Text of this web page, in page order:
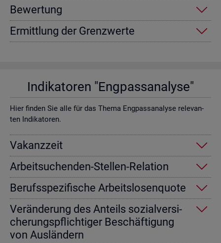
Be­wer­tung
Er­mitt­lung der Grenz­wer­te
In­di­ka­to­ren "Eng­pass­ana­ly­se"
Hier fin­den Sie alle für das Thema Eng­pass­ana­ly­se re­le­van­
ten In­di­ka­to­ren.
Va­kanz­zeit
Ar­beit­su­chen­den-Stel­len-Re­la­ti­on
Be­rufs­spe­zi­fi­sche Ar­beits­lo­sen­quo­te
Ver­än­de­rung des An­teils so­zi­al­ver­si­
che­rungs­pflich­ti­ger Be­schäf­ti­gung
von Aus­län­dern